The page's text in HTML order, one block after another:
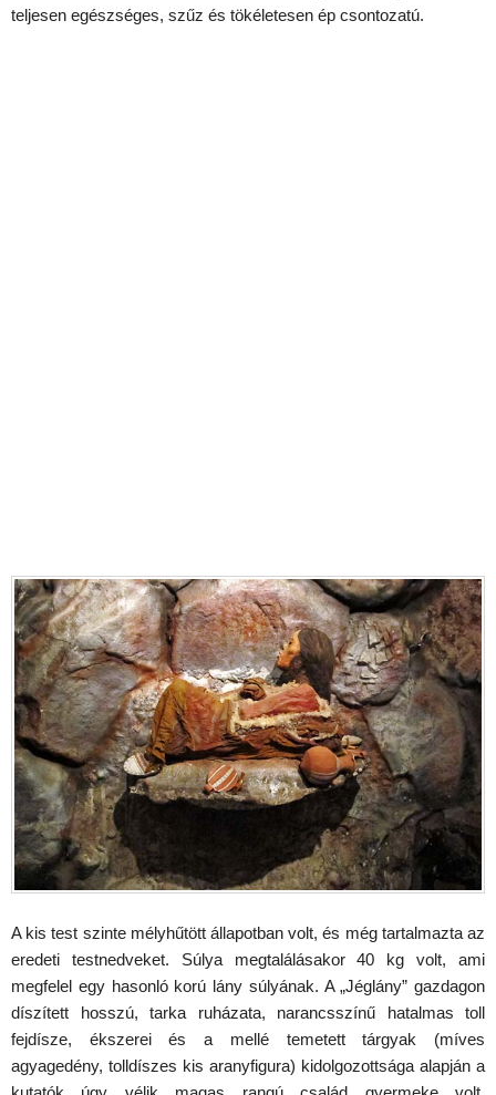
teljesen egészséges, szűz és tökéletesen ép csontozatú.
A kis test szinte mélyhűtött állapotban volt, és még tartalmazta az
eredeti testnedveket. Súlya megtalálásakor 40 kg volt, ami
megfelel egy hasonló korú lány súlyának. A „Jéglány” gazdagon
díszített hosszú, tarka ruházata, narancsszínű hatalmas toll
fejdísze, ékszerei és a mellé temetett tárgyak (míves
agyagedény, tolldíszes kis aranyfigura) kidolgozottsága alapján a